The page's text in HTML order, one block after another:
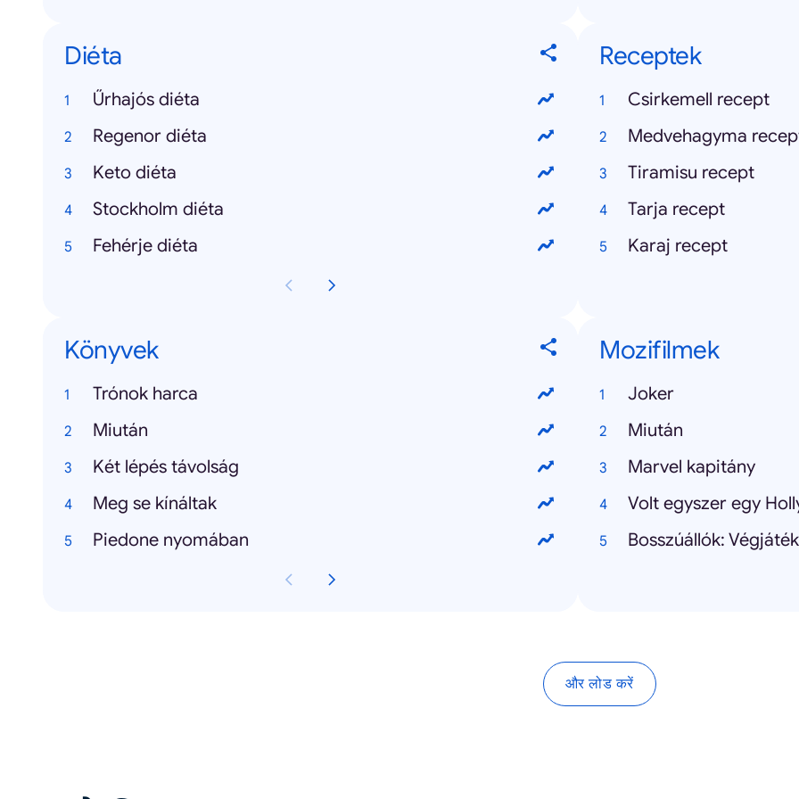
Diéta
Űrhajós diéta
Regenor diéta
Keto diéta
Stockholm diéta
Fehérje diéta
Receptek
Csirkemell recept
Medvehagyma
Tiramisu recept
Tarja recept
Karaj recept
Könyvek
Trónok harca
Miután
Két lépés távolság
Meg se kínáltak
Piedone nyomában
Mozifilmek
Joker
Miután
Marvel kapitány
Volt egyszer egy
Bosszúállók: Végjáték
और लोड करें